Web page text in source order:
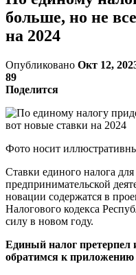
больше, но не
на 2024
Опубликовано Окт 12,
89
Поделится
Фото носит
Ставки единого налога
предпринимательской
новации содержатся в
Налогового кодекса
силу в новом году.
Единый налог претерпел
обратимся к приложению